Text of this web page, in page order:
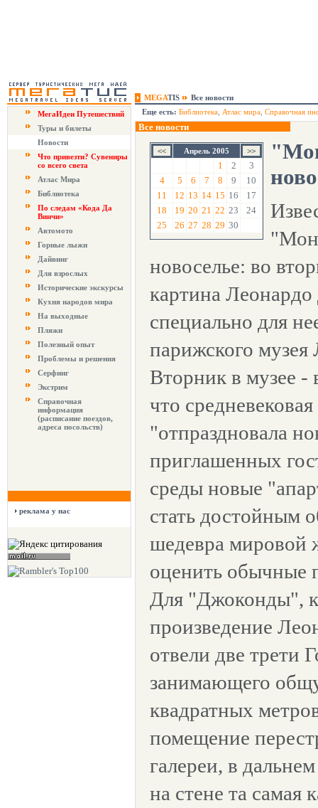
MEGATIS
Все новости
МегаИдеи Путешествий
Туры и билеты
Новости
Что привезти? Сувениры
со всего света
Атлас Мира
Библиотека
По следам «Кода Да
Винчи»
Автомото
Горные лыжи
Дайвинг
Для взрослых
Исторические экскурсы
Кухня народов мира
На выходные
Пляжи
Полезный опыт
Проблемы и решения
Серфинг
Экстрим
Справочная
информация
(расписание поездов,
адреса посольств)
реклама у нас
Еще есть: Библиотека Атлас мира Справочная
Все новости
Апрель 2005
1 2
3
4
5 6 7 8 9
10
11
12 13 14 15 16
17
18
19 20 21 22 23
24
25
26 27 28 29 30
новоселье: во
картина
специально для
парижского музея
Вторник в музее -
что
"отпраздновала
приглашенных
среды новые
стать достойным
шедевра мировой
оценить обычные
Для "Джоконды",
произведение
отвели две трети
занимающего
квадратных
помещение
галереи, в
на стене та самая